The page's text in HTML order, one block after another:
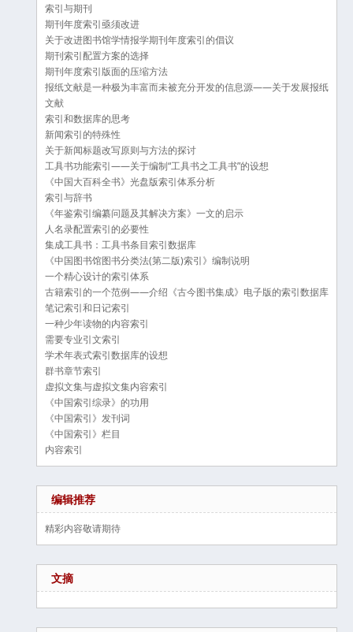
索引与期刊
期刊年度索引亟须改进
关于改进图书馆学情报学期刊年度索引的倡议
期刊索引配置方案的选择
期刊年度索引版面的压缩方法
报纸文献是一种极为丰富而未被充分开发的信息源——关于发展报纸
文献
索引和数据库的思考
新闻索引的特殊性
关于新闻标题改写原则与方法的探讨
工具书功能索引——关于编制“工具书之工具书”的设想
《中国大百科全书》光盘版索引体系分析
索引与辞书
《年鉴索引编纂问题及其解决方案》一文的启示
人名录配置索引的必要性
集成工具书：工具书条目索引数据库
《中国图书馆图书分类法(第二版)索引》编制说明
一个精心设计的索引体系
古籍索引的一个范例——介绍《古今图书集成》电子版的索引数据库
笔记索引和日记索引
一种少年读物的内容索引
需要专业引文索引
学术年表式索引数据库的设想
群书章节索引
虚拟文集与虚拟文集内容索引
《中国索引综录》的功用
《中国索引》发刊词
《中国索引》栏目
内容索引
编辑推荐
精彩内容敬请期待
文摘